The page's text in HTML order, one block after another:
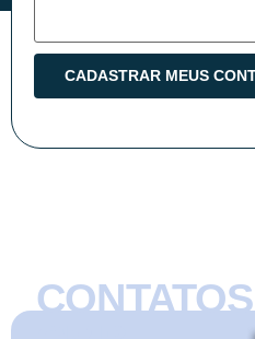
CONTATOS